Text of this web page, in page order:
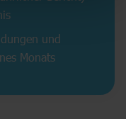
und
Monats